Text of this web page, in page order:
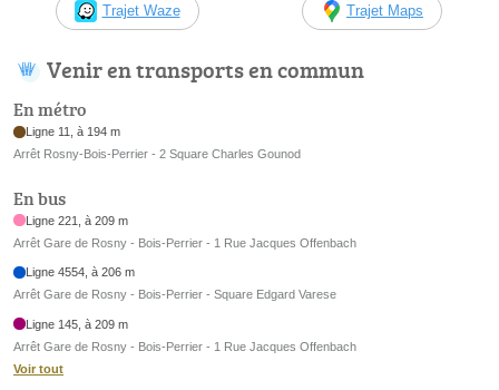
Trajet Waze Trajet Maps
Venir en transports en commun
En métro
Ligne 11, à 194 m
Arrêt Rosny-Bois-Perrier - 2 Square Charles Gounod
En bus
Ligne 221, à 209 m
Arrêt Gare de Rosny - Bois-Perrier - 1 Rue Jacques Offenbach
Ligne 4554, à 206 m
Arrêt Gare de Rosny - Bois-Perrier - Square Edgard Varese
Ligne 145, à 209 m
Arrêt Gare de Rosny - Bois-Perrier - 1 Rue Jacques Offenbach
Voir tout